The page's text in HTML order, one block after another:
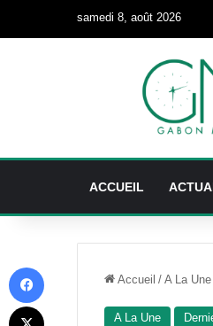
samedi 8, août 2026
ACCUEIL
Accueil / A La Une
A La Une